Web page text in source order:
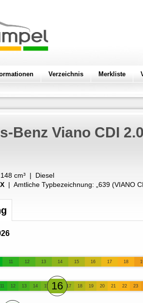
Verzeichnis Merkliste
Benz Viano CDI
cm³ | Diesel
| Amtliche Typbezeichnung: „ 639 (VIANO
11 12 13 14 15 16 17 18
11 12 13 14 15 16 17 18 19 20 21 22 23